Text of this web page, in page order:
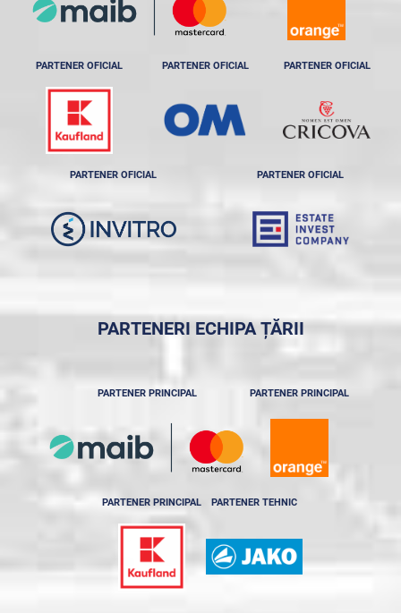
PARTENER OFICIAL PARTENER OFICIAL PARTENER OFICIAL
PARTENER OFICIAL PARTENER OFICIAL
PARTENERI ECHIPA ȚĂRII
PARTENER PRINCIPAL PARTENER PRINCIPAL
PARTENER PRINCIPAL PARTENER TEHNIC